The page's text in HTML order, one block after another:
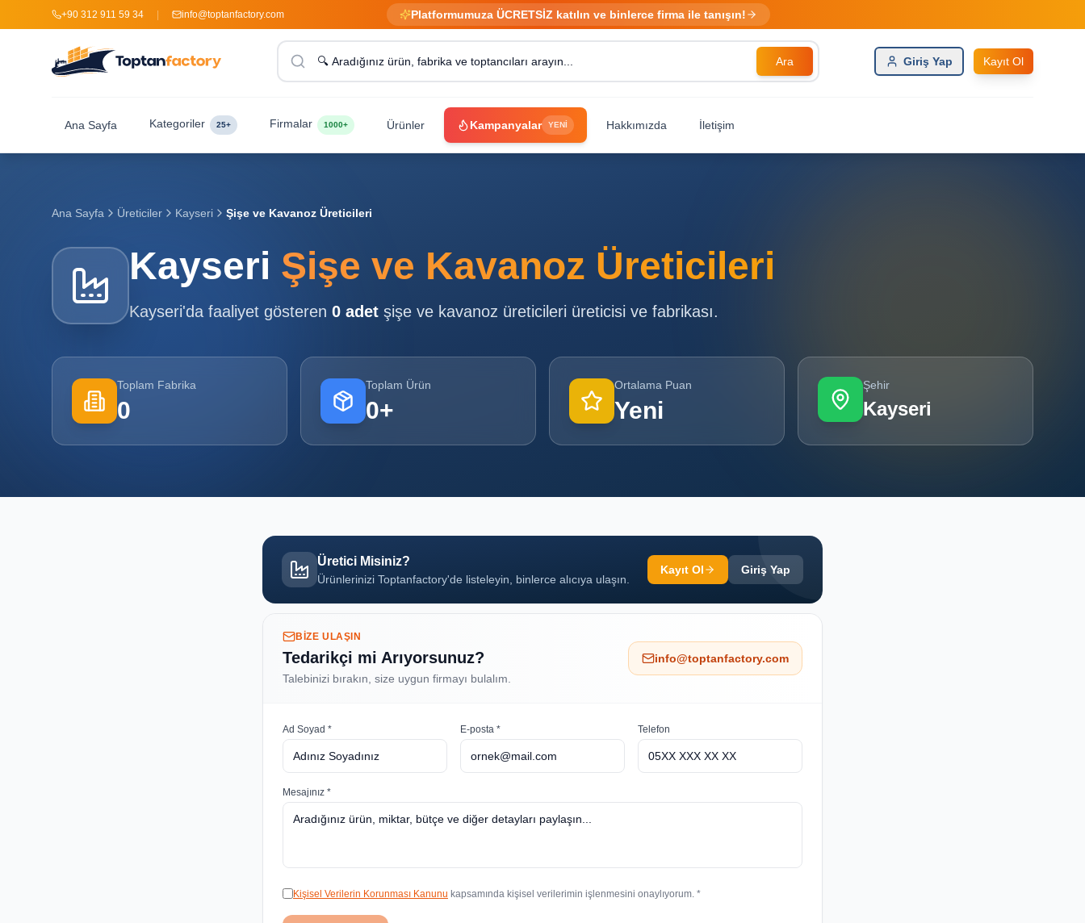
+90 312 911 59 34 info@toptanfactory.com Platformumuza ÜCRETSİZ katılın ve binlerce firma ile tanışın!
Ara Giriş Yap Kayıt Ol
Ana Sayfa Kategoriler 25+ Firmalar 1000+ Ürünler Kampanyalar YENİ Hakkımızda İletişim
Ana Sayfa Üreticiler Kayseri Şişe ve Kavanoz Üreticileri
Kayseri Şişe ve Kavanoz Üreticileri
Kayseri'da faaliyet gösteren 0 adet şişe ve kavanoz üreticileri üreticisi ve fabrikası.
Toplam Fabrika
0
Toplam Ürün
0+
Ortalama Puan
Yeni
Şehir
Kayseri
Üretici Misiniz?
Ürünlerinizi Toptanfactory'de listeleyin, binlerce alıcıya ulaşın.
Kayıt Ol Giriş Yap
BIZE ULAŞIN
Tedarikçi mi Arıyorsunuz?
Talebinizi bırakın, size uygun firmayı bulalım.
info@toptanfactory.com
Ad Soyad * E-posta * Telefon
Mesajınız *
Kişisel Verilerin Korunması Kanunu kapsamında kişisel verilerimin işlenmesini onaylıyorum. *